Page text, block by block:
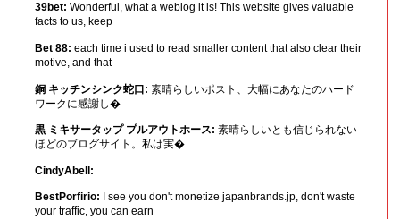
39bet: Wonderful, what a weblog it is! This website gives valuable
facts to us, keep
Bet 88: each time i used to read smaller content that also clear their
motive, and that
銅 キッチンシンク蛇口: 素晴らしいポスト、大幅にあなたのハード
ワークに感謝し�
黒 ミキサータップ プルアウトホース: 素晴らしいとも信じられない
ほどのブログサイト。私は実�
CindyAbell:
BestPorfirio:
I see you don't monetize japanbrands.jp, don't waste
your traffic, you can earn